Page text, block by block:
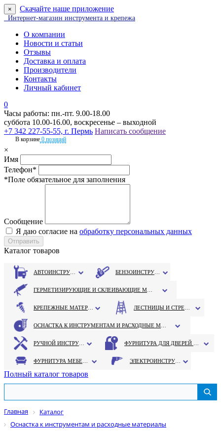
× Скачайте наше приложение
Интернет-магазин инструмента и крепежа
О компании
Новости и статьи
Отзывы
Доставка и оплата
Производители
Контакты
Личный кабинет
0
Часы работы: пн.-пт. 9.00-18.00
суббота 10.00-16.00, воскресенье – выходной
+7 342 227-55-55, г. Пермь Написать сообщение
В корзине 0 позиций
×
Имя
Телефон*
*Поле обязательное для заполнения
Сообщение
Я даю согласие на обработку персональных данных
Каталог товаров
Полный каталог товаров
Главная
Каталог
Оснастка к инструментам и расходные материалы